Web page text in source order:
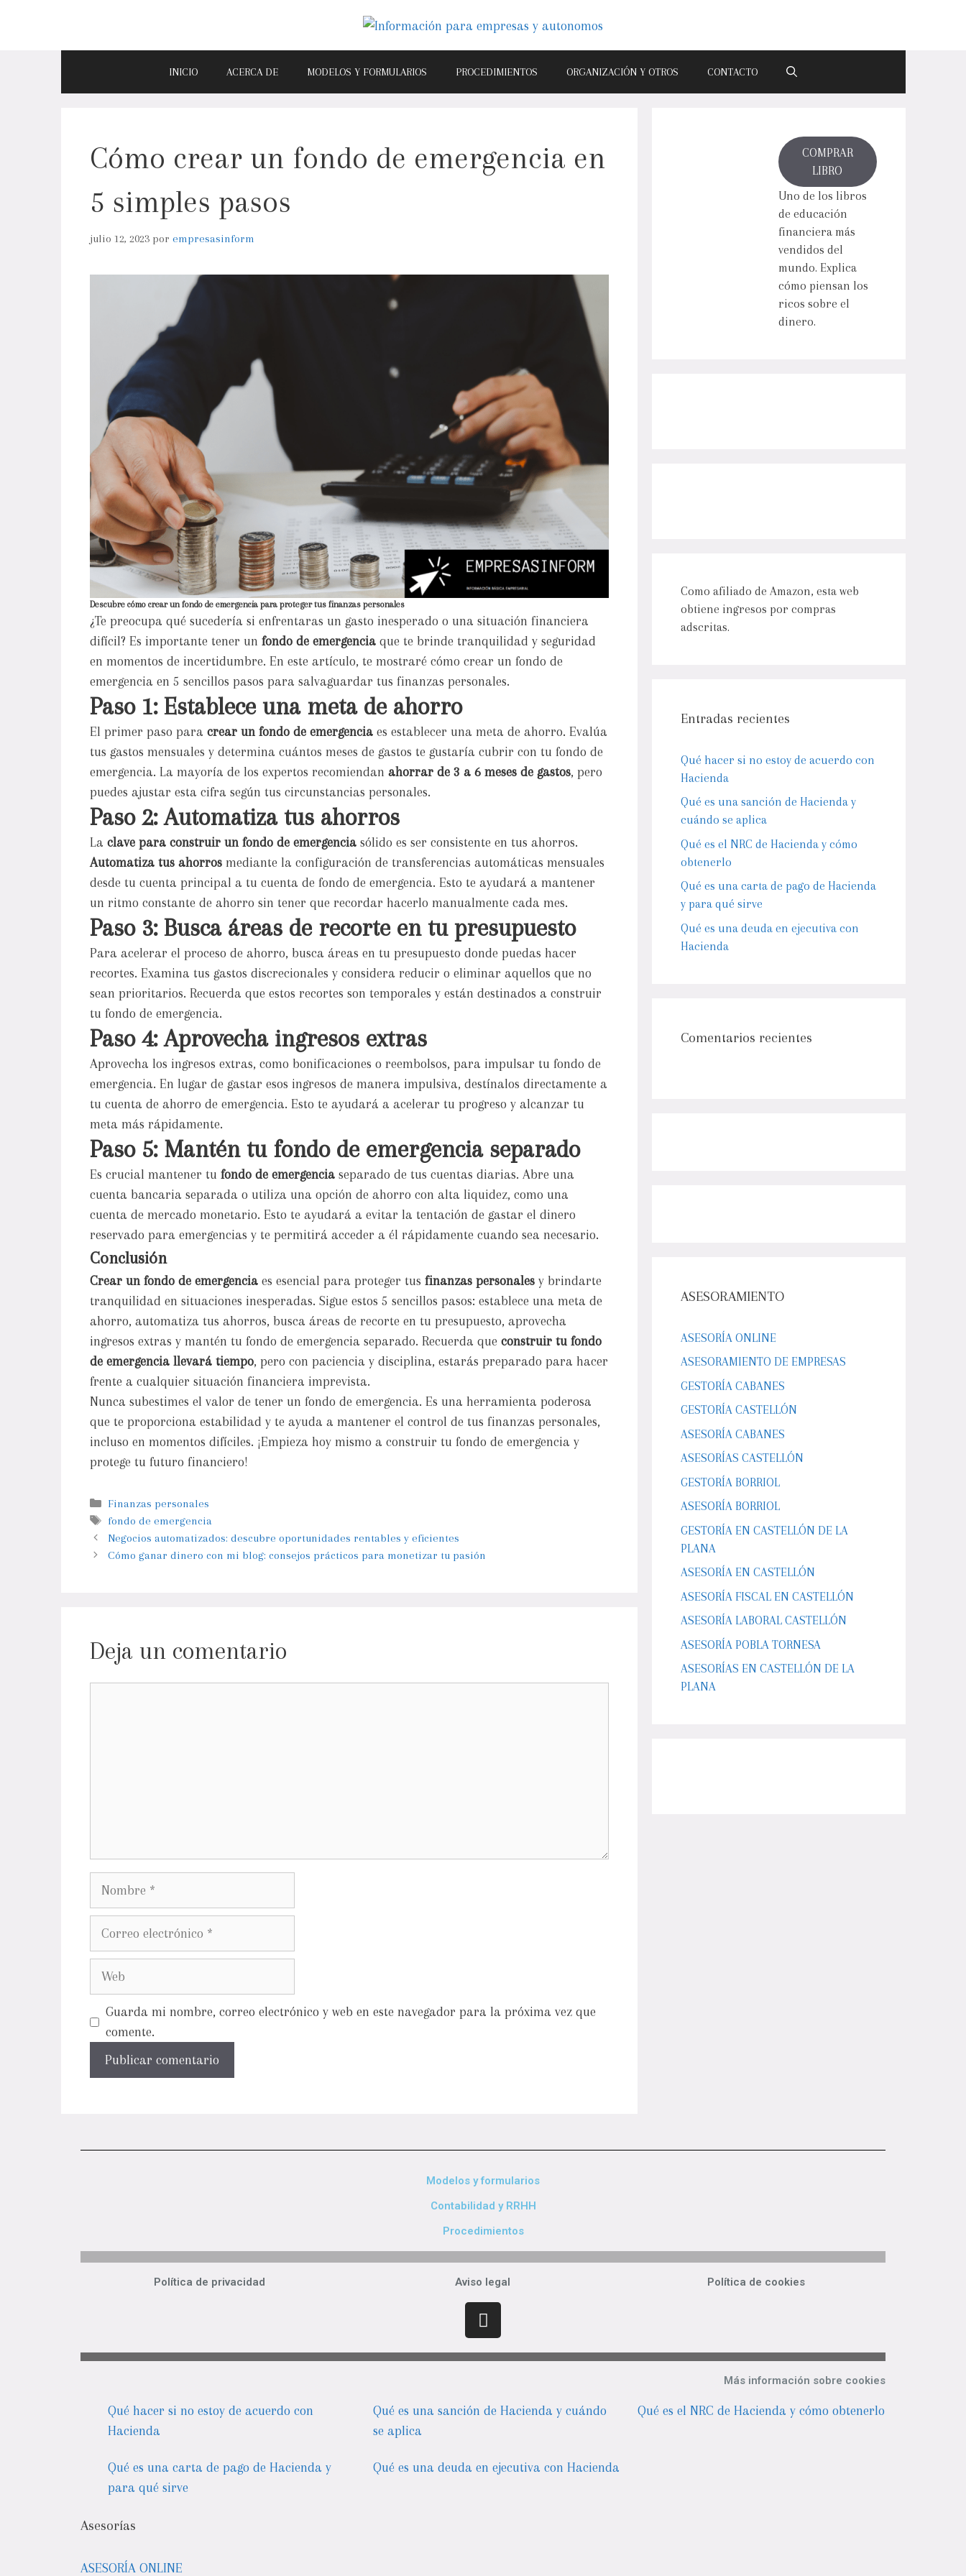
INICIO ACERCA DE MODELOS Y FORMULARIOS PROCEDIMIENTOS ORGANIZACIÓN Y OTROS CONTACTO
Cómo crear un fondo de emergencia en
5 simples pasos
julio 12, 2023 por empresasinform
Descubre cómo crear un fondo de emergencia para proteger tus finanzas personales
¿Te preocupa qué sucedería si enfrentaras un gasto inesperado o una situación financiera
difícil? Es importante tener un fondo de emergencia que te brinde tranquilidad y seguridad
en momentos de incertidumbre. En este artículo, te mostraré cómo crear un fondo de
emergencia en 5 sencillos pasos para salvaguardar tus finanzas personales.
Paso 1: Establece una meta de ahorro
El primer paso para crear un fondo de emergenciaes establecer una meta de ahorro. Evalúa
tus gastos mensuales y determina cuántos meses de gastos te gustaría cubrir con tu fondo de
emergencia. La mayoría de los expertos recomiendan ahorrar de 3 a 6 meses de gastos, pero
puedes ajustar esta cifra según tus circunstancias personales.
Paso 2: Automatiza tus ahorros
La clave para construir un fondo de emergenciasólido es ser consistente en tus ahorros.
Automatiza tus ahorrosmediante la configuración de transferencias automáticas mensuales
desde tu cuenta principal a tu cuenta de fondo de emergencia. Esto te ayudará a mantener
un ritmo constante de ahorro sin tener que recordar hacerlo manualmente cada mes.
Paso 3: Busca áreas de recorte en tu presupuesto
Para acelerar el proceso de ahorro, busca áreas en tu presupuesto donde puedas hacer
recortes. Examina tus gastos discrecionales y considera reducir o eliminar aquellos que no
sean prioritarios. Recuerda que estos recortes son temporales y están destinados a construir
tu fondo de emergencia.
Paso 4: Aprovecha ingresos extras
Aprovecha los ingresos extras, como bonificaciones o reembolsos, para impulsar tu fondo de
emergencia. En lugar de gastar esos ingresos de manera impulsiva, destínalos directamente a
tu cuenta de ahorro de emergencia. Esto te ayudará a acelerar tu progreso y alcanzar tu
meta más rápidamente.
Paso 5: Mantén tu fondo de emergencia separado
Es crucial mantener tu fondo de emergenciaseparado de tus cuentas diarias. Abre una
cuenta bancaria separada o utiliza una opción de ahorro con alta liquidez, como una
cuenta de mercado monetario. Esto te ayudará a evitar la tentación de gastar el dinero
reservado para emergencias y te permitirá acceder a él rápidamente cuando sea necesario.
Conclusión
Crear un fondo de emergenciaes esencial para proteger tus finanzas personalesy brindarte
tranquilidad en situaciones inesperadas. Sigue estos 5 sencillos pasos: establece una meta de
ahorro, automatiza tus ahorros, busca áreas de recorte en tu presupuesto, aprovecha
ingresos extras y mantén tu fondo de emergencia separado. Recuerda que construir tu fondo
de emergencia llevará tiempo, pero con paciencia y disciplina, estarás preparado para hacer
frente a cualquier situación financiera imprevista.
Nunca subestimes el valor de tener un fondo de emergencia. Es una herramienta poderosa
que te proporciona estabilidad y te ayuda a mantener el control de tus finanzas personales,
incluso en momentos difíciles. ¡Empieza hoy mismo a construir tu fondo de emergencia y
protege tu futuro financiero!
Finanzas personales
fondo de emergencia
Negocios automatizados: descubre oportunidades rentables y eficientes
Cómo ganar dinero con mi blog: consejos prácticos para monetizar tu pasión
Deja un comentario
Guarda mi nombre, correo electrónico y web en este navegador para la próxima vez que
comente.
COMPRAR
LIBRO
Uno de los libros
de educación
financiera más
vendidos del
mundo. Explica
cómo piensan los
ricos sobre el
dinero.
Como afiliado de Amazon, esta web
obtiene ingresos por compras
adscritas.
Entradas recientes
Qué hacer si no estoy de acuerdo con
Hacienda
Qué es una sanción de Hacienda y
cuándo se aplica
Qué es el NRC de Hacienda y cómo
obtenerlo
Qué es una carta de pago de Hacienda
y para qué sirve
Qué es una deuda en ejecutiva con
Hacienda
Comentarios recientes
ASESORAMIENTO
ASESORÍA ONLINE
ASESORAMIENTO DE EMPRESAS
GESTORÍA CABANES
GESTORÍA CASTELLÓN
ASESORÍA CABANES
ASESORÍAS CASTELLÓN
GESTORÍA BORRIOL
ASESORÍA BORRIOL
GESTORÍA EN CASTELLÓN DE LA
PLANA
ASESORÍA EN CASTELLÓN
ASESORÍA FISCAL EN CASTELLÓN
ASESORÍA LABORAL CASTELLÓN
ASESORÍA POBLA TORNESA
ASESORÍAS EN CASTELLÓN DE LA
PLANA
Modelos y formularios
Contabilidad y RRHH
Procedimientos
Política de privacidad Aviso legal Política de cookies
Más información sobre cookies
Qué hacer si no estoy de acuerdo con
Hacienda
Qué es una sanción de Hacienda y cuándo
se aplica
Qué es el NRC de Hacienda y cómo obtenerlo
Qué es una carta de pago de Hacienda y
para qué sirve
Qué es una deuda en ejecutiva con Hacienda
Asesorías
ASESORÍA ONLINE